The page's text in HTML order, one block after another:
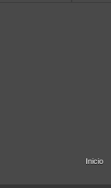
Inicio